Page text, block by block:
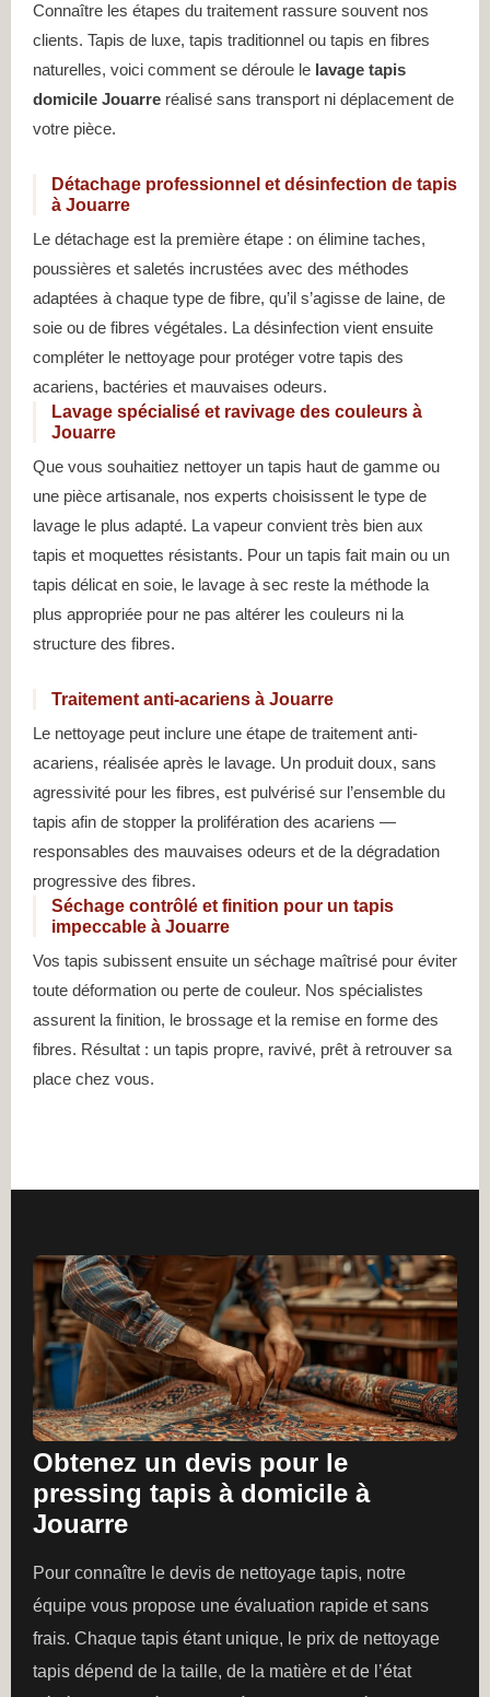
Connaître les étapes du traitement rassure souvent nos
clients. Tapis de luxe, tapis traditionnel ou tapis en fibres
naturelles, voici comment se déroule le lavage tapis
domicile Jouarre réalisé sans transport ni déplacement de
votre pièce.
Détachage professionnel et désinfection de tapis
à Jouarre
Le détachage est la première étape : on élimine taches,
poussières et saletés incrustées avec des méthodes
adaptées à chaque type de fibre, qu’il s’agisse de laine, de
soie ou de fibres végétales. La désinfection vient ensuite
compléter le nettoyage pour protéger votre tapis des
acariens, bactéries et mauvaises odeurs.
Lavage spécialisé et ravivage des couleurs à
Jouarre
Que vous souhaitiez nettoyer un tapis haut de gamme ou
une pièce artisanale, nos experts choisissent le type de
lavage le plus adapté. La vapeur convient très bien aux
tapis et moquettes résistants. Pour un tapis fait main ou un
tapis délicat en soie, le lavage à sec reste la méthode la
plus appropriée pour ne pas altérer les couleurs ni la
structure des fibres.
Traitement anti-acariens à Jouarre
Le nettoyage peut inclure une étape de traitement anti-
acariens, réalisée après le lavage. Un produit doux, sans
agressivité pour les fibres, est pulvérisé sur l’ensemble du
tapis afin de stopper la prolifération des acariens —
responsables des mauvaises odeurs et de la dégradation
progressive des fibres.
Séchage contrôlé et finition pour un tapis
impeccable à Jouarre
Vos tapis subissent ensuite un séchage maîtrisé pour éviter
toute déformation ou perte de couleur. Nos spécialistes
assurent la finition, le brossage et la remise en forme des
fibres. Résultat : un tapis propre, ravivé, prêt à retrouver sa
place chez vous.
Obtenez un devis pour le
pressing tapis à domicile à
Jouarre
Pour connaître le devis de nettoyage tapis, notre
équipe vous propose une évaluation rapide et sans
frais. Chaque tapis étant unique, le prix de nettoyage
tapis dépend de la taille, de la matière et de l’état